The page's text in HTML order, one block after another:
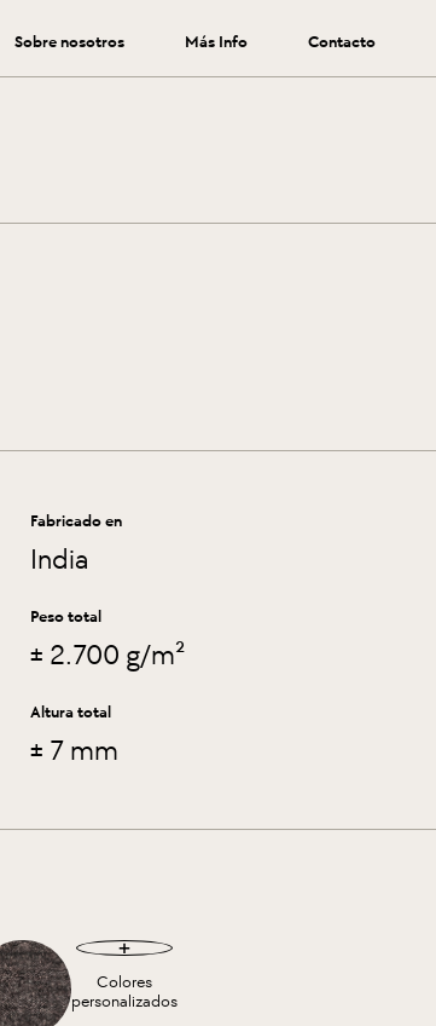
Sobre nosotros Más Info Contacto
Fabricado en
India
Peso total
± 2.700 g/m²
Altura total
± 7 mm
Colores
personalizados